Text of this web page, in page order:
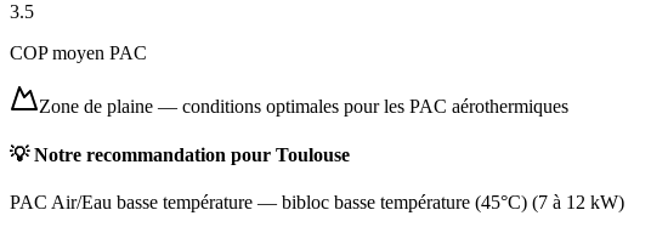
3.5
COP moyen PAC
Zone de plaine — conditions optimales pour les PAC aérothermiques
💡 Notre recommandation pour Toulouse
PAC Air/Eau basse température — bibloc basse température (45°C) (7 à 12 kW)